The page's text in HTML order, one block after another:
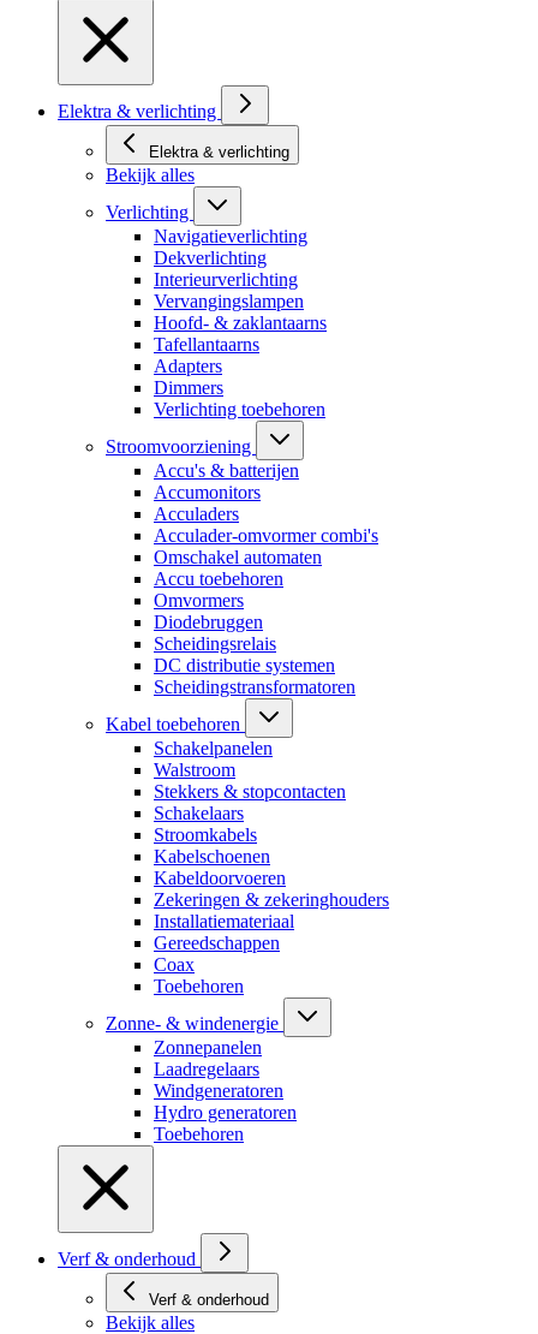
Elektra & verlichting
Elektra & verlichting
Bekijk alles
Verlichting
Navigatieverlichting
Dekverlichting
Interieurverlichting
Vervangingslampen
Hoofd- & zaklantaarns
Tafellantaarns
Adapters
Dimmers
Verlichting toebehoren
Stroomvoorziening
Accu's & batterijen
Accumonitors
Acculaders
Acculader-omvormer combi's
Omschakel automaten
Accu toebehoren
Omvormers
Diodebruggen
Scheidingsrelais
DC distributie systemen
Scheidingstransformatoren
Kabel toebehoren
Schakelpanelen
Walstroom
Stekkers & stopcontacten
Schakelaars
Stroomkabels
Kabelschoenen
Kabeldoorvoeren
Zekeringen & zekeringhouders
Installatiemateriaal
Gereedschappen
Coax
Toebehoren
Zonne- & windenergie
Zonnepanelen
Laadregelaars
Windgeneratoren
Hydro generatoren
Toebehoren
Verf & onderhoud
Verf & onderhoud
Bekijk alles